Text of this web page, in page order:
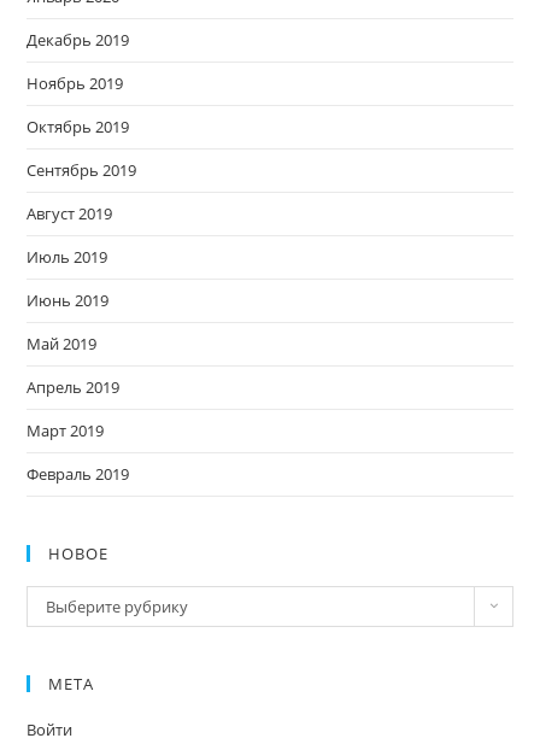
Декабрь 2019
Ноябрь 2019
Октябрь 2019
Сентябрь 2019
Август 2019
Июль 2019
Июнь 2019
Май 2019
Апрель 2019
Март 2019
Февраль 2019
НОВОЕ
Новое
Выберите рубрику
МЕТА
Войти